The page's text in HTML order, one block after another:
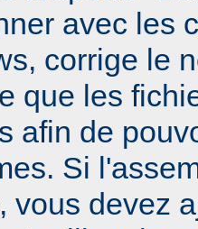
avec les
corrige le
que les
afin de
Si
vous devez